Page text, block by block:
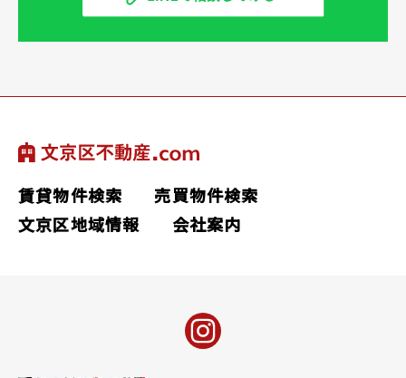
賃貸物件検索
売買物件検索
文京区地域情報
会社案内